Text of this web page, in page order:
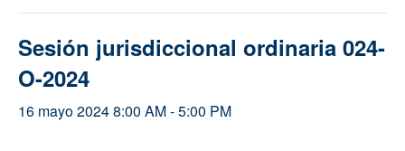
Sesión jurisdiccional ordinaria 024-
O-2024
16 mayo 2024 8:00 AM-5:00 PM